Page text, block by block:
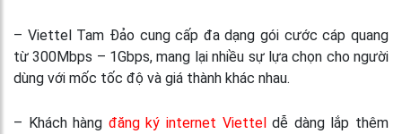
– Viettel Tam Đảo cung cấp đa dạng gói cước cáp quang
từ 300Mbps – 1Gbps, mang lại nhiều sự lựa chọn cho người
dùng với mốc tốc độ và giá thành khác nhau.
– Khách hàng đăng ký internet Viettel dễ dàng lắp thêm